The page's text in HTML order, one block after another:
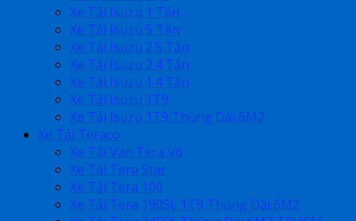
Xe Tải Isuzu 1 Tấn
Xe Tải Isuzu 5 Tấn
Xe Tải Isuzu 2.5 Tấn
Xe Tải Isuzu 2.4 Tấn
Xe Tải Isuzu 1.4 Tấn
Xe Tải Isuzu 1T9
Xe Tải Isuzu 1T9 Thùng Dài 6M2
Xe Tải Teraco
Xe Tải Van Tera V6
Xe Tải Tera Star
Xe Tải Tera 100
Xe Tải Tera 190SL 1T9 Thùng Dài 6M2